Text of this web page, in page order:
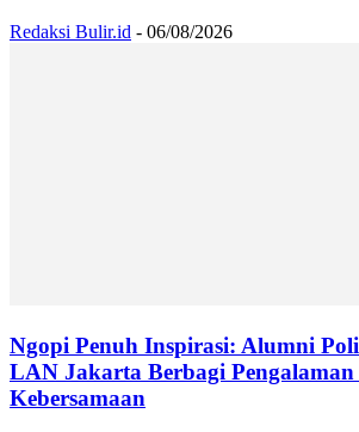
Redaksi Bulir.id - 06/08/2026
Ngopi Penuh Inspirasi: Alumni
LAN Jakarta Berbagi Pengalaman
Kebersamaan